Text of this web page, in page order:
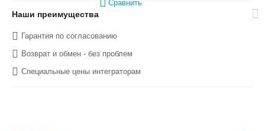
Сравнить
Наши преимущества
Гарантия по согласованию
Возврат и обмен - без проблем
Специальные цены интеграторам